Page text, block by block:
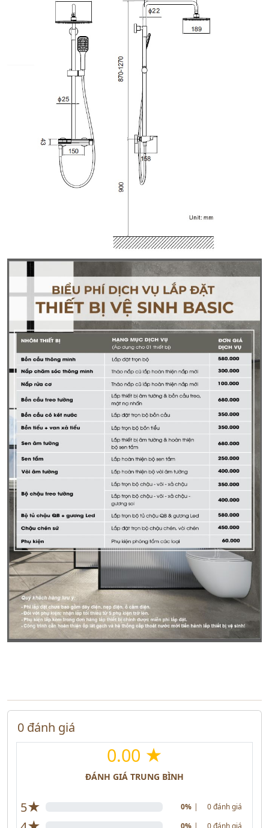
0 đánh giá
0.00 ★
ĐÁNH GIÁ TRUNG BÌNH
5★ 0% | 0 đánh giá
0% | 0 đánh giá